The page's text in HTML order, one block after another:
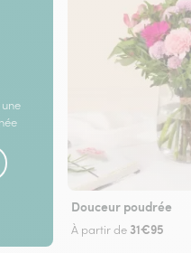
Douceur poudrée
À partir de 31€95